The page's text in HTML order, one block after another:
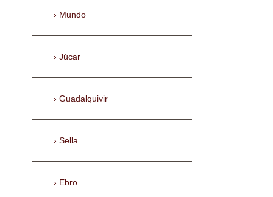
Mundo
Júcar
Guadalquivir
Sella
Ebro